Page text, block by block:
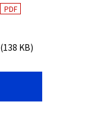
PDF
(138 KB)